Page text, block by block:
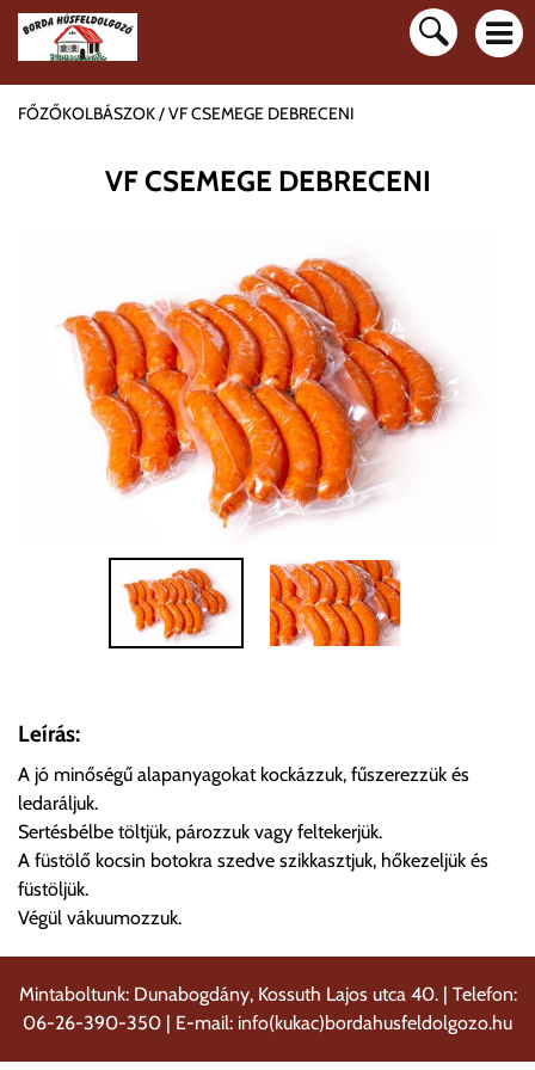
FŐZŐKOLBÁSZOK VF CSEMEGE DEBRECENI
VF CSEMEGE DEBRECENI
Leírás:
A jó minőségű alapanyagokat kockázzuk, fűszerezzük és
ledaráljuk.
Sertésbélbe töltjük, pározzuk vagy feltekerjük.
A füstölő kocsin botokra szedve szikkasztjuk, hőkezeljük és
füstöljük.
Végül vákuumozzuk.
Mintaboltunk: Dunabogdány, Kossuth Lajos utca 40. | Telefon:
06-26-390-350 | E-mail: info(kukac)bordahusfeldolgozo.hu